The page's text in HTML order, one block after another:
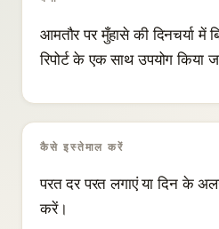
आमतौर पर मुँहासे की दिनचर्या में
रिपोर्ट के एक साथ उपयोग किया
कैसे इस्तेमाल करें
परत दर परत लगाएं या दिन के
करें।